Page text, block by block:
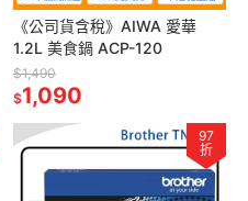
《公司貨含稅》AIWA 愛華
1.2L 美食鍋 ACP-120
$1,490
$1,090
97
折